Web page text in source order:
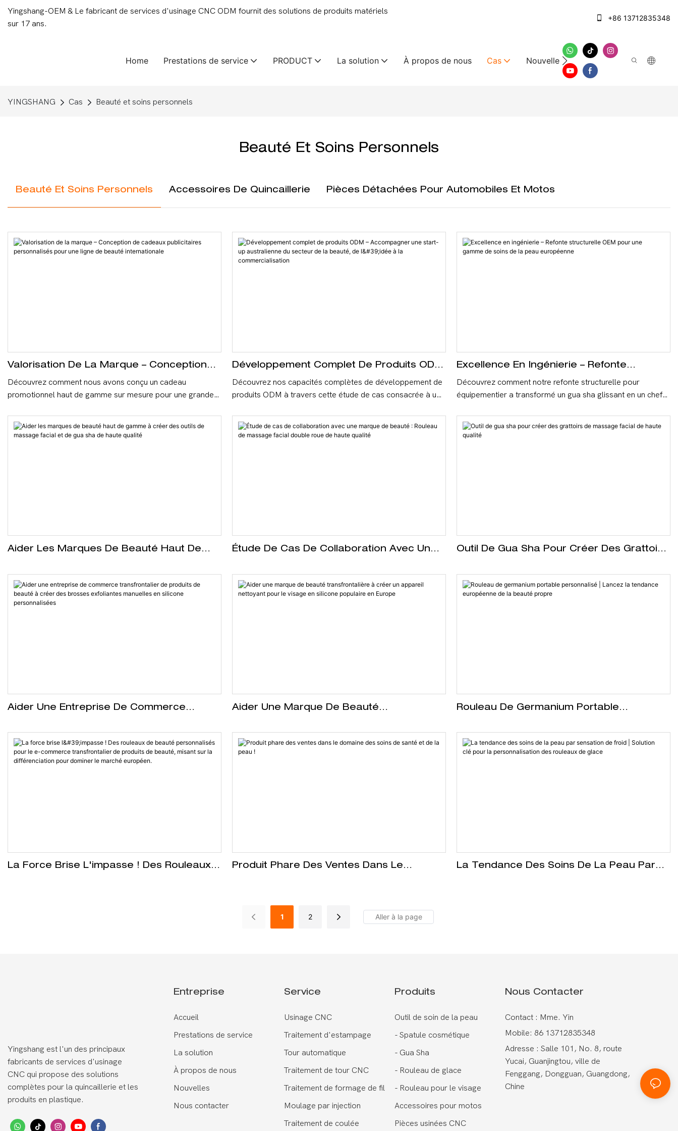
Yingshang-OEM & Le fabricant de services d'usinage CNC ODM fournit des solutions de produits matériels
sur 17 ans.
+86 13712835348
Home Prestations de service PRODUCT La solution À propos de nous Cas Nouvelles Nous contacter
YINGSHANG Cas Beauté et soins personnels
Beauté Et Soins Personnels
Beauté Et Soins Personnels Accessoires De Quincaillerie Pièces Détachées Pour Automobiles Et Motos
Valorisation De La Marque – Conception
De Cadeaux Publicitaires Personnalisés
Pour Une Ligne De Beauté Internationale
Découvrez comment nous avons conçu un cadeau
promotionnel haut de gamme sur mesure pour une grande
massage en acier inoxydable 304 de qualité médicale à une
poignée en silicone douce au toucher, nous avons éliminé
Développement Complet De Produits ODM
– Accompagner Une Start-Up Australienne
Du Secteur De La Beauté, De L'idée À La
Découvrez nos capacités complètes de développement de
produits ODM à travers cette étude de cas consacrée à une
transformé un concept en un élégant applicateur de soin en
aluminium avec têtes interchangeables, en fournissant des
Excellence En Ingénierie – Refonte
Structurelle OEM Pour Une Gamme De
Soins De La Peau Européenne
Découvrez comment notre refonte structurelle pour
équipementier a transformé un gua sha glissant en un chef-
de soins de la peau. En combinant acier inoxydable et
silicone, nous avons résolu les problèmes d'utilisation et
Aider Les Marques De Beauté Haut De
Facial Et De Gua Sha De Haute Qualité
Étude De Cas De Collaboration Avec Une
Facial Double Roue De Haute Qualité
Outil De Gua Sha Pour Créer Des Grattoirs
Aider Une Entreprise De Commerce
Créer Des Brosses Exfoliantes Manuelles
En Silicone Personnalisées
Aider Une Marque De Beauté
Nettoyant Pour Le Visage En Silicone
Populaire En Europe
Rouleau De Germanium Portable
Européenne De La Beauté Propre
La Force Brise L'impasse ! Des Rouleaux
Produit Phare Des Ventes Dans Le
La Tendance Des Soins De La Peau Par
1 2
Yingshang est l'un des principaux
fabricants de services d'usinage
CNC qui propose des solutions
complètes pour la quincaillerie et les
produits en plastique.
Entreprise
Accueil
Prestations de service
La solution
À propos de nous
Nouvelles
Nous contacter
Service
Usinage CNC
Traitement d'estampage
Tour automatique
Traitement de tour CNC
Traitement de formage de fil
Moulage par injection
Traitement de coulée
Produits
Outil de soin de la peau
-Spatule cosmétique
-Gua Sha
-Rouleau de glace
-Rouleau pour le visage
Accessoires pour motos
Pièces usinées CNC
Nous Contacter
Contact : Mme. Yin
Mobile: 86 13712835348
Adresse : Salle 101, No. 8, route
Yucai, Guanjingtou, ville de
Fenggang, Dongguan, Guangdong,
Chine